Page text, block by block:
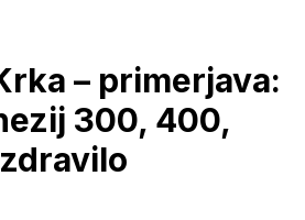
– primerjava:
300, 400,